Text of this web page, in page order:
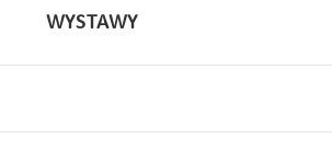
WYSTAWY